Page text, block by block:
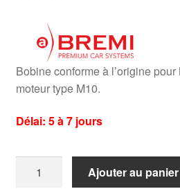
Bobine conforme à l’origine
moteur type M10.
Délai: 5 à 7 jours
Ajouter au panier